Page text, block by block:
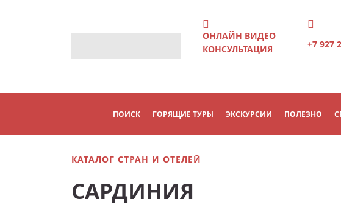
ОНЛАЙН ВИДЕО
КОНСУЛЬТАЦИЯ
+7 927
ПОИСК ГОРЯЩИЕ ТУРЫ ЭКСКУРСИИ ПОЛЕЗНО
КАТАЛОГ СТРАН И ОТЕЛЕЙ
САРДИНИЯ